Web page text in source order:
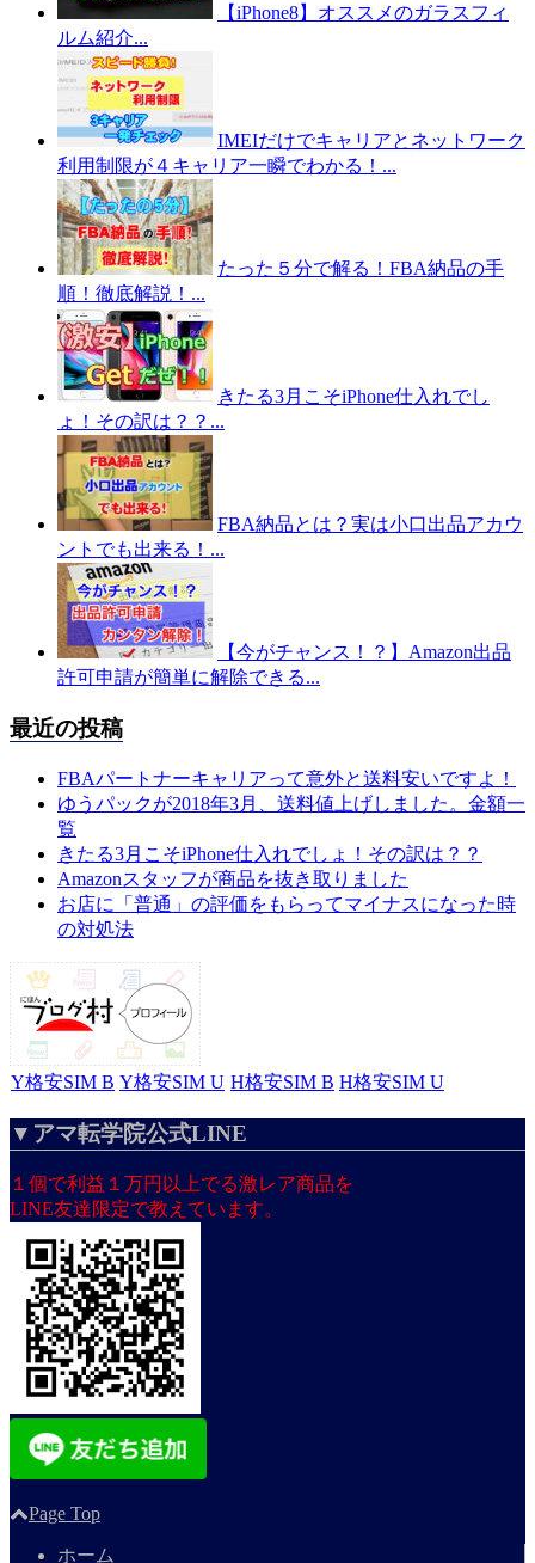
【iPhone8】オススメのガラスフィ
ルム紹介...
IMEIだけでキャリアとネットワーク
利用制限が４キャリア一瞬でわかる！...
たった５分で解る！FBA納品の手
順！徹底解説！...
きたる3月こそiPhone仕入れでし
ょ！その訳は？？...
FBA納品とは？実は小口出品アカウ
ントでも出来る！...
【今がチャンス！？】Amazon出品
許可申請が簡単に解除できる...
最近の投稿
FBAパートナーキャリアって意外と送料安いですよ！
ゆうパックが2018年3月、送料値上げしました。金額一
覧
きたる3月こそiPhone仕入れでしょ！その訳は？？
Amazonスタッフが商品を抜き取りました
お店に「普通」の評価をもらってマイナスになった時
の対処法
Y格安SIM B Y格安SIM U H格安SIM B H格安SIM U
▼アマ転学院公式LINE
１個で利益１万円以上でる激レア商品を
LINE友達限定で教えています。
Page Top
ホーム